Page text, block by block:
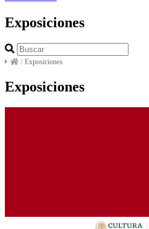
Exposiciones
/ Exposiciones
Exposiciones